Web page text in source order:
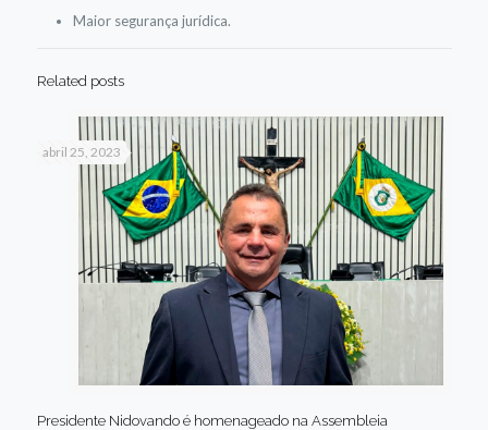
Maior segurança jurídica.
Related posts
abril 25, 2023
Presidente Nidovando é homenageado na Assembleia